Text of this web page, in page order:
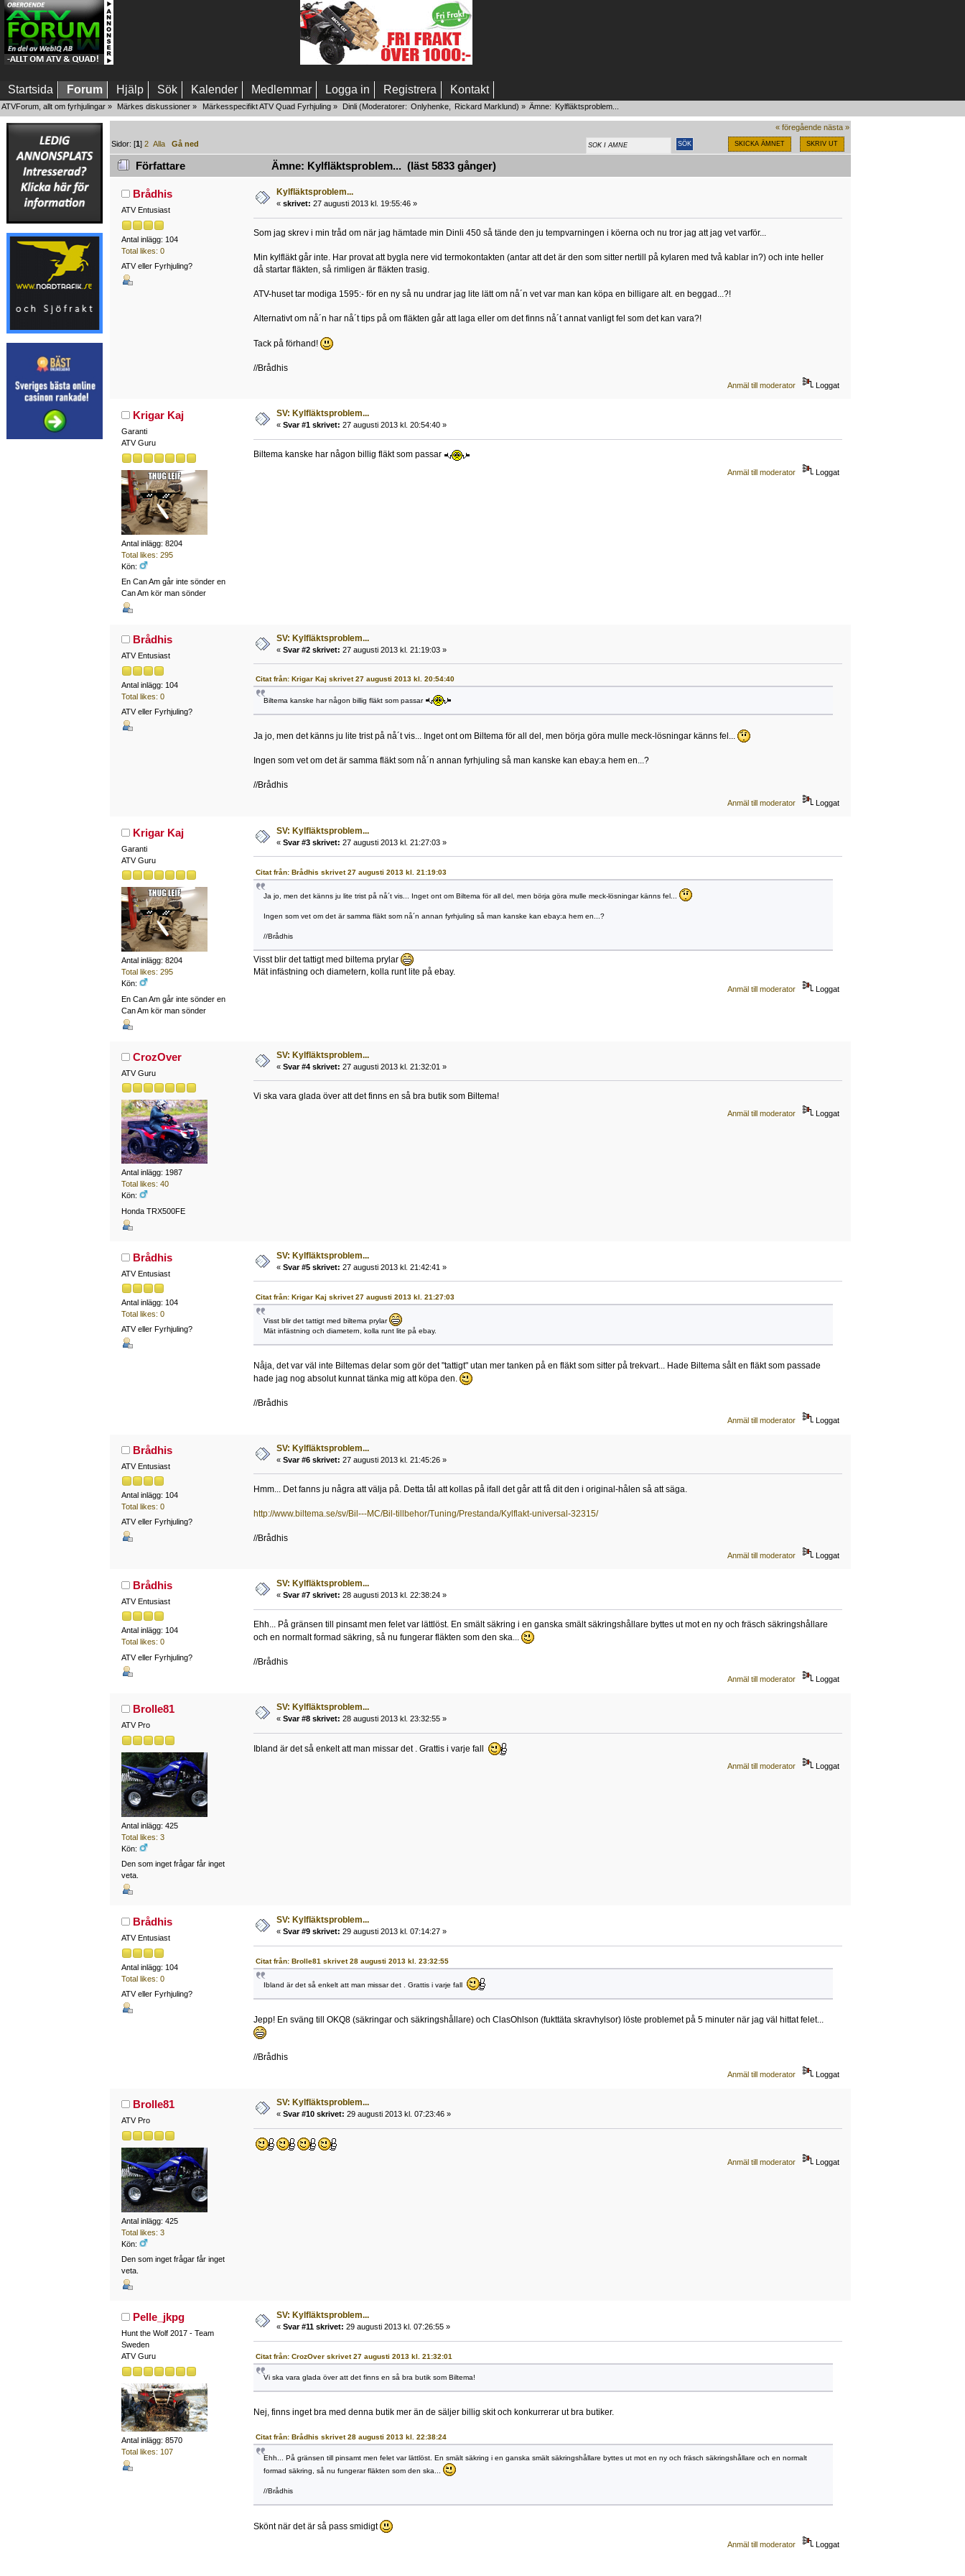
Startsida Forum Hjälp Sök Kalender Medlemmar Logga in Registrera Kontakt
ATVForum, allt om fyrhjulingar » Märkes diskussioner » Märkesspecifikt ATV Quad Fyrhjuling» Dinli(Moderatorer: Onlyhenke, Rickard Marklund) » Ämne: Kylfläktsproblem...
« föregående nästa »
SKICKA ÄMNET SKRIV UT
Sidor: [1]2 Alla Gå ned
Författare Ämne: Kylfläktsproblem... (läst 5833 gånger)
Brådhis
ATV Entusiast
Antal inlägg: 104
Total likes: 0
ATV eller Fyrhjuling?
Kylfläktsproblem...
« skrivet: 27 augusti 2013 kl. 19:55:46 »
Som jag skrev i min tråd om när jag hämtade min Dinli 450 så tände den ju tempvarningen i köerna och nu tror jag att jag vet varför...
Min kylfläkt går inte. Har provat att bygla nere vid termokontakten (antar att det är den som sitter nertill på kylaren med två kablar in?) och inte heller
då startar fläkten, så rimligen är fläkten trasig.
ATV-huset tar modiga 1595:- för en ny så nu undrar jag lite lätt om nå´n vet var man kan köpa en billigare alt. en beggad...?!
Alternativt om nå´n har nå´t tips på om fläkten går att laga eller om det finns nå´t annat vanligt fel som det kan vara?!
Tack på förhand!
//Brådhis
Anmäl till moderator Loggat
Krigar Kaj
Garanti
ATV Guru
Antal inlägg: 8204
Total likes: 295
Kön:
En Can Am går inte sönder en
Can Am kör man sönder
SV: Kylfläktsproblem...
« Svar #1 skrivet: 27 augusti 2013 kl. 20:54:40 »
Biltema kanske har någon billig fläkt som passar
Anmäl till moderator Loggat
Brådhis
ATV Entusiast
Antal inlägg: 104
Total likes: 0
ATV eller Fyrhjuling?
SV: Kylfläktsproblem...
« Svar #2 skrivet: 27 augusti 2013 kl. 21:19:03 »
Citat från: Krigar Kaj skrivet 27 augusti 2013 kl. 20:54:40
Biltema kanske har någon billig fläkt som passar
Ja jo, men det känns ju lite trist på nå´t vis... Inget ont om Biltema för all del, men börja göra mulle meck-lösningar känns fel...
Ingen som vet om det är samma fläkt som nå´n annan fyrhjuling så man kanske kan ebay:a hem en...?
//Brådhis
Anmäl till moderator Loggat
Krigar Kaj
Garanti
ATV Guru
Antal inlägg: 8204
Total likes: 295
Kön:
En Can Am går inte sönder en
Can Am kör man sönder
SV: Kylfläktsproblem...
« Svar #3 skrivet: 27 augusti 2013 kl. 21:27:03 »
Citat från: Brådhis skrivet 27 augusti 2013 kl. 21:19:03
Ja jo, men det känns ju lite trist på nå´t vis... Inget ont om Biltema för all del, men börja göra mulle meck-lösningar känns fel...
Ingen som vet om det är samma fläkt som nå´n annan fyrhjuling så man kanske kan ebay:a hem en...?
//Brådhis
Visst blir det tattigt med biltema prylar
Mät infästning och diametern, kolla runt lite på ebay.
Anmäl till moderator Loggat
CrozOver
ATV Guru
Antal inlägg: 1987
Total likes: 40
Kön:
Honda TRX500FE
SV: Kylfläktsproblem...
« Svar #4 skrivet: 27 augusti 2013 kl. 21:32:01 »
Vi ska vara glada över att det finns en så bra butik som Biltema!
Anmäl till moderator Loggat
Brådhis
ATV Entusiast
Antal inlägg: 104
Total likes: 0
ATV eller Fyrhjuling?
SV: Kylfläktsproblem...
« Svar #5 skrivet: 27 augusti 2013 kl. 21:42:41 »
Citat från: Krigar Kaj skrivet 27 augusti 2013 kl. 21:27:03
Visst blir det tattigt med biltema prylar
Mät infästning och diametern, kolla runt lite på ebay.
Nåja, det var väl inte Biltemas delar som gör det "tattigt" utan mer tanken på en fläkt som sitter på trekvart... Hade Biltema sålt en fläkt som passade
hade jag nog absolut kunnat tänka mig att köpa den.
//Brådhis
Anmäl till moderator Loggat
Brådhis
ATV Entusiast
Antal inlägg: 104
Total likes: 0
ATV eller Fyrhjuling?
SV: Kylfläktsproblem...
« Svar #6 skrivet: 27 augusti 2013 kl. 21:45:26 »
Hmm... Det fanns ju några att välja på. Detta tål att kollas på ifall det går att få dit den i original-hålen så att säga.
http://www.biltema.se/sv/Bil---MC/Bil-tillbehor/Tuning/Prestanda/Kylflakt-universal-32315/
//Brådhis
Anmäl till moderator Loggat
Brådhis
ATV Entusiast
Antal inlägg: 104
Total likes: 0
ATV eller Fyrhjuling?
SV: Kylfläktsproblem...
« Svar #7 skrivet: 28 augusti 2013 kl. 22:38:24 »
Ehh... På gränsen till pinsamt men felet var lättlöst. En smält säkring i en ganska smält säkringshållare byttes ut mot en ny och fräsch säkringshållare
och en normalt formad säkring, så nu fungerar fläkten som den ska...
//Brådhis
Anmäl till moderator Loggat
Brolle81
ATV Pro
Antal inlägg: 425
Total likes: 3
Kön:
Den som inget frågar får inget
veta.
SV: Kylfläktsproblem...
« Svar #8 skrivet: 28 augusti 2013 kl. 23:32:55 »
Ibland är det så enkelt att man missar det . Grattis i varje fall
Anmäl till moderator Loggat
Brådhis
ATV Entusiast
Antal inlägg: 104
Total likes: 0
ATV eller Fyrhjuling?
SV: Kylfläktsproblem...
« Svar #9 skrivet: 29 augusti 2013 kl. 07:14:27 »
Citat från: Brolle81 skrivet 28 augusti 2013 kl. 23:32:55
Ibland är det så enkelt att man missar det . Grattis i varje fall
Jepp! En sväng till OKQ8 (säkringar och säkringshållare) och ClasOhlson (fukttäta skravhylsor) löste problemet på 5 minuter när jag väl hittat felet...
//Brådhis
Anmäl till moderator Loggat
Brolle81
ATV Pro
Antal inlägg: 425
Total likes: 3
Kön:
Den som inget frågar får inget
veta.
SV: Kylfläktsproblem...
« Svar #10 skrivet: 29 augusti 2013 kl. 07:23:46 »
Anmäl till moderator Loggat
Pelle_jkpg
Hunt the Wolf 2017 - Team
Sweden
ATV Guru
Antal inlägg: 8570
Total likes: 107
SV: Kylfläktsproblem...
« Svar #11 skrivet: 29 augusti 2013 kl. 07:26:55 »
Citat från: CrozOver skrivet 27 augusti 2013 kl. 21:32:01
Vi ska vara glada över att det finns en så bra butik som Biltema!
Nej, finns inget bra med denna butik mer än de säljer billig skit och konkurrerar ut bra butiker.
Citat från: Brådhis skrivet 28 augusti 2013 kl. 22:38:24
Ehh... På gränsen till pinsamt men felet var lättlöst. En smält säkring i en ganska smält säkringshållare byttes ut mot en ny och fräsch säkringshållare och en normalt
formad säkring, så nu fungerar fläkten som den ska...
//Brådhis
Skönt när det är så pass smidigt
Anmäl till moderator Loggat